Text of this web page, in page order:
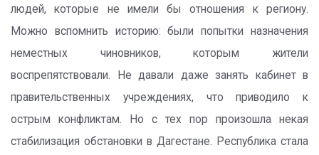
людей, которые не имели бы отношения к региону.
Можно вспомнить историю: были попытки назначения
неместных чиновников, которым жители
воспрепятствовали. Не давали даже занять кабинет в
правительственных учреждениях, что приводило к
острым конфликтам. Но с тех пор произошла некая
стабилизация обстановки в Дагестане. Республика стала